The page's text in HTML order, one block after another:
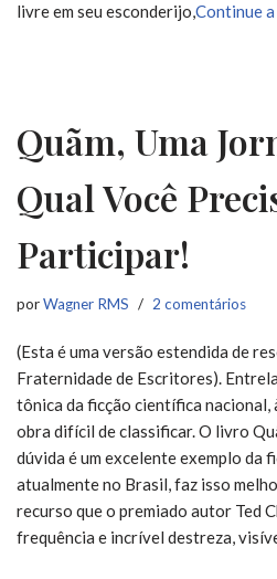
livre em seu esconderijo,Continue a
Quãm, Uma
Qual Você
Participar!
porWagner RMS 2 comentários
(Esta é uma versão estendida de
Fraternidade de Escritores).
tônica da ficção científica nacional,
obra difícil de classificar. O livro
dúvida é um excelente exemplo da
atualmente no Brasil, faz isso
recurso que o premiado autor Ted
frequência e incrível destreza,